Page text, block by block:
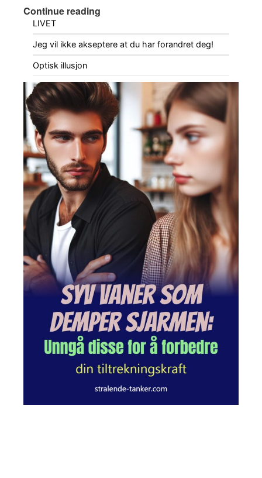
Continue reading
LIVET
Jeg vil ikke akseptere at du har forandret deg!
Optisk illusjon